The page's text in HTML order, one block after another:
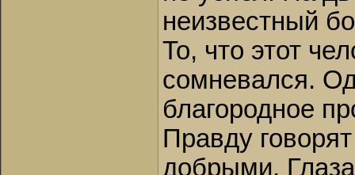
неизвестный
То, что этот
сомневался.
благородное
Правду
добрыми.